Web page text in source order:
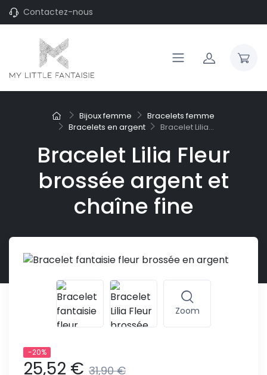
Contactez-nous
Bijoux femme
Bracelets femme
Bracelets en argent
Bracelet Lilia...
Bracelet Lilia Fleur
brossée argent et
chaîne fine
Zoom
-20%
25,52 € 31,90 €